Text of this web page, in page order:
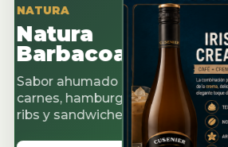
ahumado para
hamburguesas,
sandwiches.